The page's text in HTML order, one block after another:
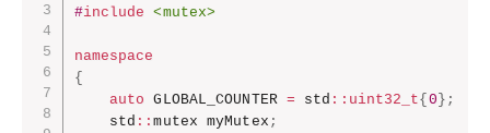
#include <mutex>
namespace
{
auto GLOBAL_COUNTER = std :: uint32_t{ 0 } ;
    std
::mutex myMutex ;